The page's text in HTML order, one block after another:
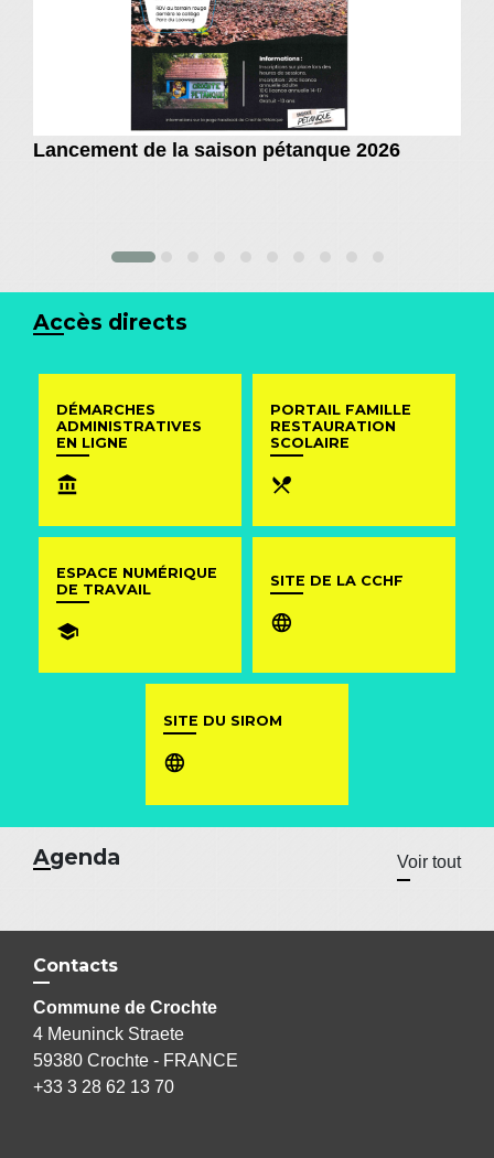
Lancement de la saison pétanque 2026
Accès directs
DÉMARCHES
ADMINISTRATIVES
EN LIGNE
account_balance
PORTAIL FAMILLE
RESTAURATION
SCOLAIRE
local_dining
ESPACE NUMÉRIQUE
DE TRAVAIL
school
SITE DE LA CCHF
language
SITE DU SIROM
language
Agenda Voir tout
Contacts
Commune de Crochte
4 Meuninck Straete
59380 Crochte - FRANCE
+33 3 28 62 13 70